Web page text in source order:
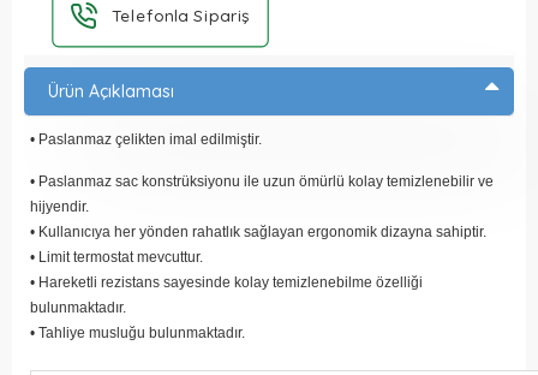
Telefonla Sipariş
Ürün Açıklaması
• Paslanmaz çelikten imal edilmiştir.
• Paslanmaz sac konstrüksiyonu ile uzun ömürlü kolay temizlenebilir ve
hijyendir.
• Kullanıcıya her yönden rahatlık sağlayan ergonomik dizayna sahiptir.
• Limit termostat mevcuttur.
• Hareketli rezistans sayesinde kolay temizlenebilme özelliği
bulunmaktadır.
• Tahliye musluğu bulunmaktadır.